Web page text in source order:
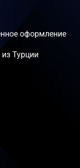
оформление
Турции